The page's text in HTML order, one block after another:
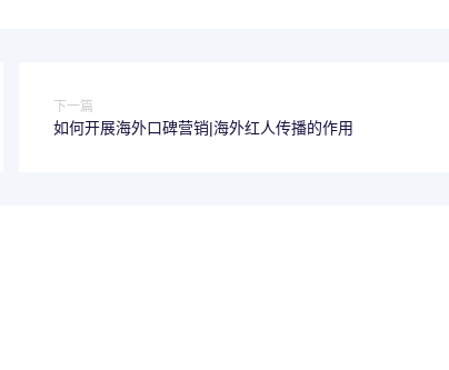
下一篇
如何开展海外口碑营销|海外红人传播的作用